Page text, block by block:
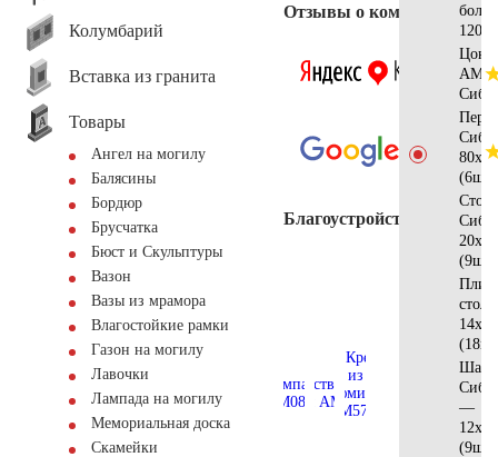
Колумбарий
Вставка из гранита
Товары
Ангел на могилу
Балясины
Бордюр
Брусчатка
Бюст и Скульптуры
Вазон
Вазы из мрамора
Влагостойкие рамки
Газон на могилу
Лавочки
Лампада на могилу
Мемориальная доска
Скамейки
Отзывы о компании
Благоустройство
(6шт)
(9шт)
Шар
—
(9шт)